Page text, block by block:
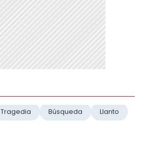
Tragedia Búsqueda Llanto